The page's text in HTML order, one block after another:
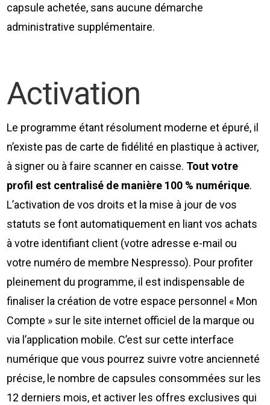
capsule achetée, sans aucune démarche
administrative supplémentaire.
Activation
Le programme étant résolument moderne et épuré, il
n’existe pas de carte de fidélité en plastique à activer,
à signer ou à faire scanner en caisse. Tout votre
profil est centralisé de manière 100 % numérique.
L’activation de vos droits et la mise à jour de vos
statuts se font automatiquement en liant vos achats
à votre identifiant client (votre adresse e-mail ou
votre numéro de membre Nespresso). Pour profiter
pleinement du programme, il est indispensable de
finaliser la création de votre espace personnel « Mon
Compte » sur le site internet officiel de la marque ou
via l’application mobile. C’est sur cette interface
numérique que vous pourrez suivre votre ancienneté
précise, le nombre de capsules consommées sur les
12 derniers mois, et activer les offres exclusives qui